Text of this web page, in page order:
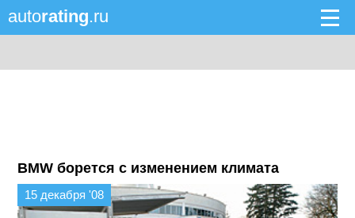
autorating.ru
BMW борется с изменением климата
15 декабря '08